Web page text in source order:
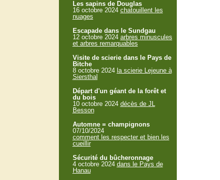
Les sapins de Douglas
16 octobre 2024 chatouillent les
nuages
Escapade dans le Sundgau
12 octobre 2024 arbres minuscules
et arbres remarquables
Visite de scierie dans le Pays de
Bitche
8 octobre 2024 la scierie Lejeune à
Siersthal
Départ d'un géant de la forêt et
du bois
10 octobre 2024 décès de JL
Besson
Automne = champignons
07/10/2024
comment les respecter et bien les
cueillir
Sécurité du bûcheronnage
4 octobre 2024 dans le Pays de
Hanau